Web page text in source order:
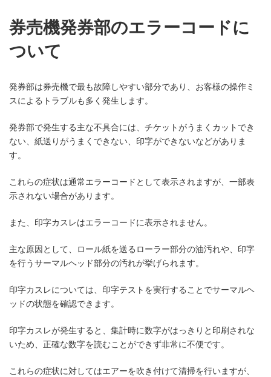
券売機発券部のエラーコードに
ついて
発券部は券売機で最も故障しやすい部分であり、お客様の操作ミ
スによるトラブルも多く発生します。
発券部で発生する主な不具合には、チケットがうまくカットでき
ない、紙送りがうまくできない、印字ができないなどがありま
す。
これらの症状は通常エラーコードとして表示されますが、一部表
示されない場合があります。
また、印字カスレはエラーコードに表示されません。
主な原因として、ロール紙を送るローラー部分の油汚れや、印字
を行うサーマルヘッド部分の汚れが挙げられます。
印字カスレについては、印字テストを実行することでサーマルヘ
ッドの状態を確認できます。
印字カスレが発生すると、集計時に数字がはっきりと印刷されな
いため、正確な数字を読むことができず非常に不便です。
これらの症状に対してはエアーを吹き付けて清掃を行いますが、